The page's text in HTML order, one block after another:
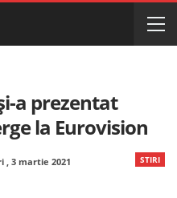
a prezentat
la Eurovision
STIRI
, 3 martie 2021